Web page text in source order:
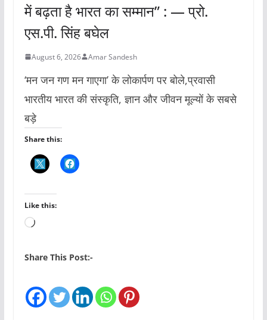
में बढ़ता है भारत का सम्मान” : — प्रो.
एस.पी. सिंह बघेल
August 6, 2026 Amar Sandesh
‘मन जन गण मन गाएगा’ के लोकार्पण पर बोले,प्रवासी
भारतीय भारत की संस्कृति, ज्ञान और जीवन मूल्यों के सबसे
बड़े
Share this:
Like this:
L
a
n
Share This Post:-